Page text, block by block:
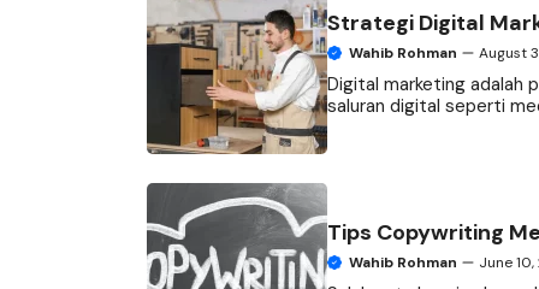
Strategi Digital
Wahib Rohman August
Digital marketing adalah
saluran digital seperti
Tips Copywriting
Wahib Rohman June